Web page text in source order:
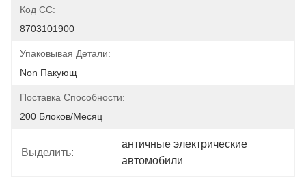
Код СС:
8703101900
Упаковывая Детали:
Non Пакующ
Поставка Способности:
200 Блоков/месяц
Выделить:
античные электрические
автомобили